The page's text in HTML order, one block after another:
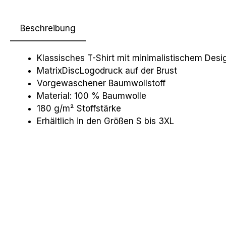
Beschreibung
Klassisches T-Shirt mit minimalistischem
MatrixDiscLogodruck auf der Brust
Vorgewaschener Baumwollstoff
Material: 100 % Baumwolle
180 g/m² Stoffstärke
Erhältlich in den Größen S bis 3XL